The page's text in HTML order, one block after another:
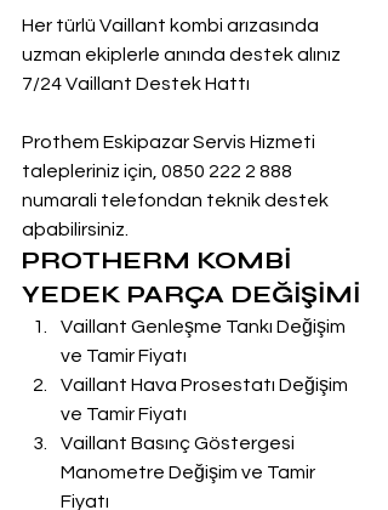
Her türlü Vaillant kombi arızasında
uzman ekiplerle anında destek alınız
7/24 Vaillant Destek Hattı
Prothem Eskipazar Servis Hizmeti
talepleriniz için, 0850 222 2 888
numarali telefondan teknik destek
aþabilirsiniz.
PROTHERM KOMBİ
YEDEK PARÇA DEĞİŞİMİ
Vaillant Genleşme Tankı Değişim
ve Tamir Fiyatı
Vaillant Hava Prosestatı Değişim
ve Tamir Fiyatı
Vaillant Basınç Göstergesi
Manometre Değişim ve Tamir
Fiyatı